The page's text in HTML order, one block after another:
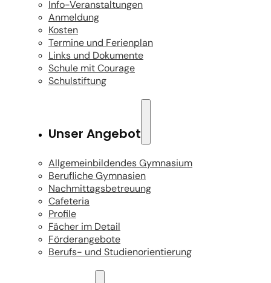
Info-Veranstaltungen
Anmeldung
Kosten
Termine und Ferienplan
Links und Dokumente
Schule mit Courage
Schulstiftung
Unser Angebot
Allgemeinbildendes Gymnasium
Berufliche Gymnasien
Nachmittagsbetreuung
Cafeteria
Profile
Fächer im Detail
Förderangebote
Berufs- und Studienorientierung